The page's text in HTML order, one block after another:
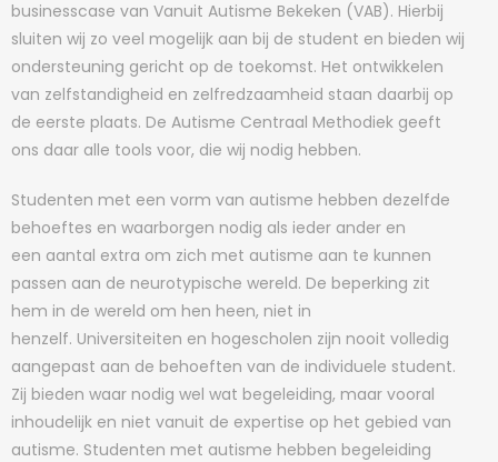
businesscase van Vanuit Autisme Bekeken (VAB). Hierbij
sluiten wij zo veel mogelijk aan bij de student en bieden wij
ondersteuning gericht op de toekomst. Het ontwikkelen
van zelfstandigheid en zelfredzaamheid staan daarbij op
de eerste plaats. De Autisme Centraal Methodiek geeft
ons daar alle tools voor, die wij nodig hebben.
Studenten met een vorm van autisme hebben dezelfde
behoeftes en waarborgen nodig als ieder ander en
een aantal extra om zich met autisme aan te kunnen
passen aan de neurotypische wereld. De beperking zit
hem in de wereld om hen heen, niet in
henzelf. Universiteiten en hogescholen zijn nooit volledig
aangepast aan de behoeften van de individuele student.
Zij bieden waar nodig wel wat begeleiding, maar vooral
inhoudelijk en niet vanuit de expertise op het gebied van
autisme. Studenten met autisme hebben begeleiding